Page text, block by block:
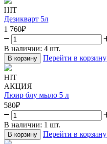
HIT
Дезикварт 5л
1 760₽
В наличии: 4 шт.
В корзину Перейти в корзину
HIT
АКЦИЯ
Люир блу мыло 5 л
580₽
В наличии: 1 шт.
В корзину Перейти в корзину